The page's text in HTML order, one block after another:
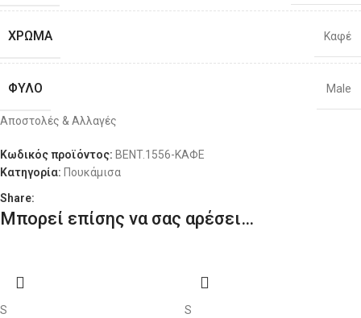
L 46 34 106-111 88
XXL 54 42 116-121
126-131
ΧΡΏΜΑ Καφέ
ΦΎΛΟ Male
Αποστολές & Αλλαγές
Κωδικός προϊόντος: BENT.1556-ΚΑΦΕ
Κατηγορία: Πουκάμισα
Share:
Μπορεί επίσης να σας αρέσει…
S
S